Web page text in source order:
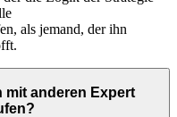
als jemand, der ihn
mit anderen Expert